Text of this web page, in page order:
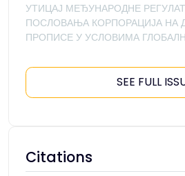
УТИЦАЈ МЕЂУНАРОДНЕ
ПОСЛОВАЊА КОРПОРАЦИЈА НА
ПРОПИСЕ У УСЛОВИМА
SEE FULL
Citations